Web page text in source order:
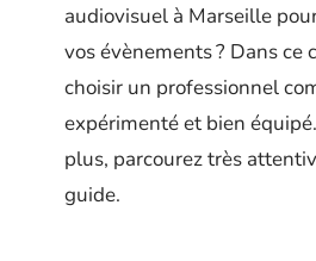
audiovisuel à Marseille
vos évènements ? Dans ce
choisir un professionnel
expérimenté et bien
plus, parcourez très
guide.